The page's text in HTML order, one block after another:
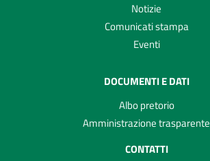
Notizie
Comunicati stampa
Eventi
DOCUMENTI E DATI
Albo pretorio
Amministrazione trasparente
CONTATTI